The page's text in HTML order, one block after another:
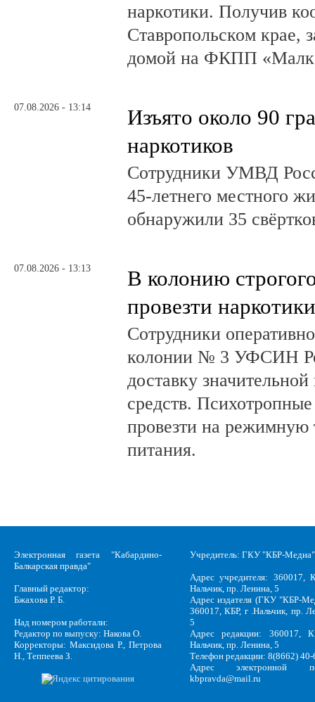
наркотики. Получив
Ставропольском крае,
домой на ФКПП
07.08.2026 - 13:14
Изъято около 90
наркотиков
Сотрудники УМВД
45-летнего местного
обнаружили 35
07.08.2026 - 13:13
В колонию
провезти наркотики
Сотрудники
колонии № 3 УФСИН
доставку
средств.
провезти на режимную
питания.
Электронная газета "Кабардино-
Балкарская правда"
Главный редактор:
Бжахова Р. Б.
Над номером работали:
Редактор по выпуску: Накова О.
Корректоры: Максидова Р., Петрова
Н., Теппеева З.
Учредитель: ГКУ "КБР-Медиа"
Адрес учредителя: 360017,
Нальчик, пр. Ленина, 5
Адрес издателя (ГКУ "КБР-
360017, КБР, г .Нальчик, пр.
5
Адрес редакции: 360017,
Нальчик, пр. Ленина, 5
Телефон редакции: 8(8662)
Адрес электронной
kbpravda@mail.ru